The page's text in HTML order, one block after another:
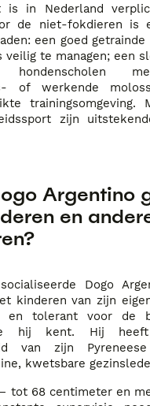
is in Nederland
de niet-fokdieren is
een goed getrainde
veilig te managen; een
hondenscholen
of werkende
trainingsomgeving.
zijn
Argentino
en
Dogo
kinderen van zijn
en tolerant voor de
hij kent. Hij heeft
van zijn Pyreneese
kwetsbare
tot 68 centimeter en